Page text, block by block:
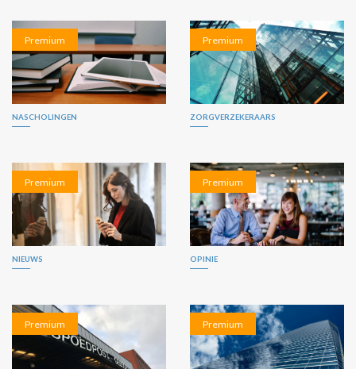
Premium
NASCHOLINGEN
Premium
ZORGVERZEKERAARS
Premium
NIEUWS
Premium
OPINIE
Premium Premium